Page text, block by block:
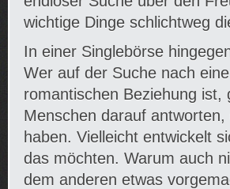
wichtige Dinge schlichtweg
In einer Singlebörse
Wer auf der Suche nach
romantischen Beziehung
Menschen darauf
haben. Vielleicht entwickelt
das möchten. Warum auch
dem anderen etwas